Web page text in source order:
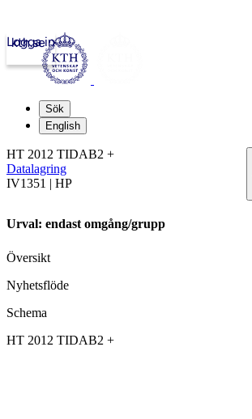
kth.se
Logga in
Sök
English
HT 2012 TIDAB2 +
Datalagring
IV1351 | HP
Urval: endast omgång/grupp
Översikt
Nyhetsflöde
Schema
HT 2012 TIDAB2 +